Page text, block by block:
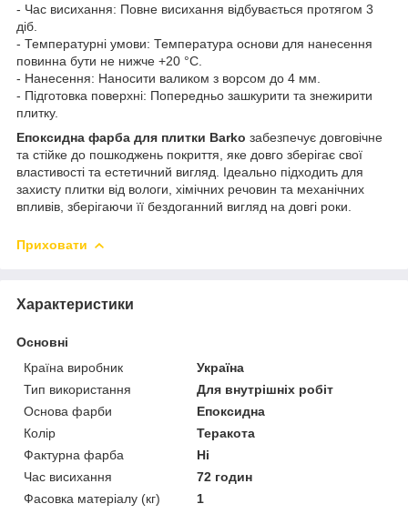
- Час висихання: Повне висихання відбувається протягом 3
діб.
- Температурні умови: Температура основи для нанесення
повинна бути не нижче +20 °C.
- Нанесення: Наносити валиком з ворсом до 4 мм.
- Підготовка поверхні: Попередньо зашкурити та знежирити
плитку.
Епоксидна фарба для плитки Barko забезпечує довговічне
та стійке до пошкоджень покриття, яке довго зберігає свої
властивості та естетичний вигляд. Ідеально підходить для
захисту плитки від вологи, хімічних речовин та механічних
впливів, зберігаючи її бездоганний вигляд на довгі роки.
Приховати
Характеристики
Основні
Країна виробник
Україна
Тип використання
Для внутрішніх робіт
Основа фарби
Епоксидна
Колір
Теракота
Фактурна фарба
Ні
Час висихання
72 годин
Фасовка матеріалу (кг)
1